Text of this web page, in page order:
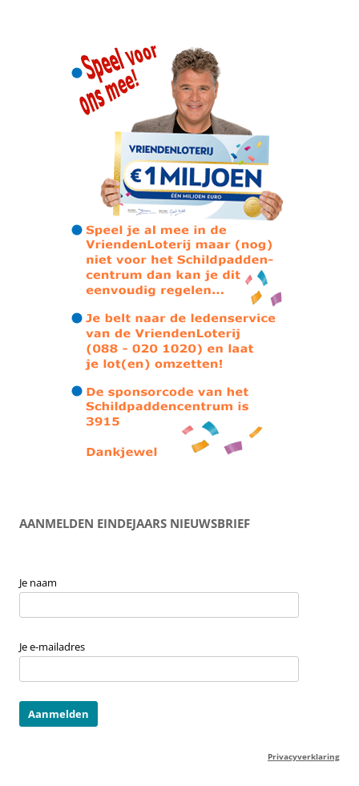
AANMELDEN EINDEJAARS NIEUWSBRIEF
Je naam
Je e-mailadres
Privacyverklaring